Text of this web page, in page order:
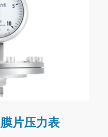
片压力表